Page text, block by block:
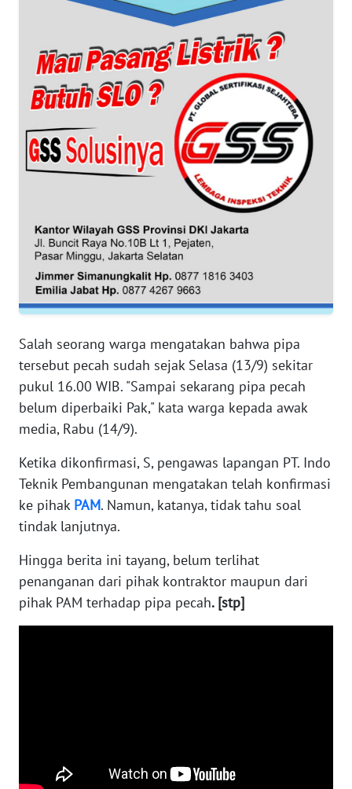
Salah seorang warga mengatakan bahwa pipa
tersebut pecah sudah sejak Selasa (13/9) sekitar
pukul 16.00 WIB. "Sampai sekarang pipa pecah
belum diperbaiki Pak," kata warga kepada awak
media, Rabu (14/9).
Ketika dikonfirmasi, S, pengawas lapangan PT. Indo
Teknik Pembangunan mengatakan telah konfirmasi
ke pihak PAM. Namun, katanya, tidak tahu soal
tindak lanjutnya.
Hingga berita ini tayang, belum terlihat
penanganan dari pihak kontraktor maupun dari
pihak PAM terhadap pipa pecah. [stp]
WN
PAPUA
BARAT
WN
RIAU
WN
JAMBI
WN
WN
NTB
WN
WN
SULBAR
BABEL
WN
SUMBAR
WN